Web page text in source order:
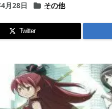
月28日 その他
Twitter